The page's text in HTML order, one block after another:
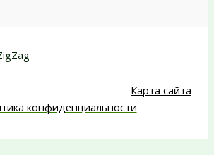
Карта сайта
конфиденциальности